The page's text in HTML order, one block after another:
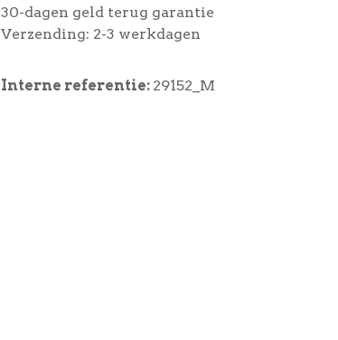
30-dagen geld terug garantie
Verzending: 2-3 werkdagen
Interne referentie: 29152_M